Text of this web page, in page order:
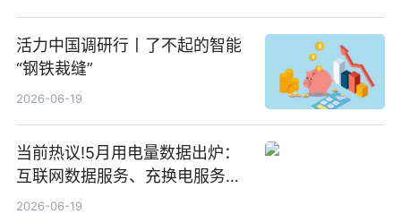
活力中国调研行丨了不起的智能
“钢铁裁缝”
2026-06-19
当前热议!5月用电量数据出炉：
互联网数据服务、充换电服务增
速大幅领跑
2026-06-19